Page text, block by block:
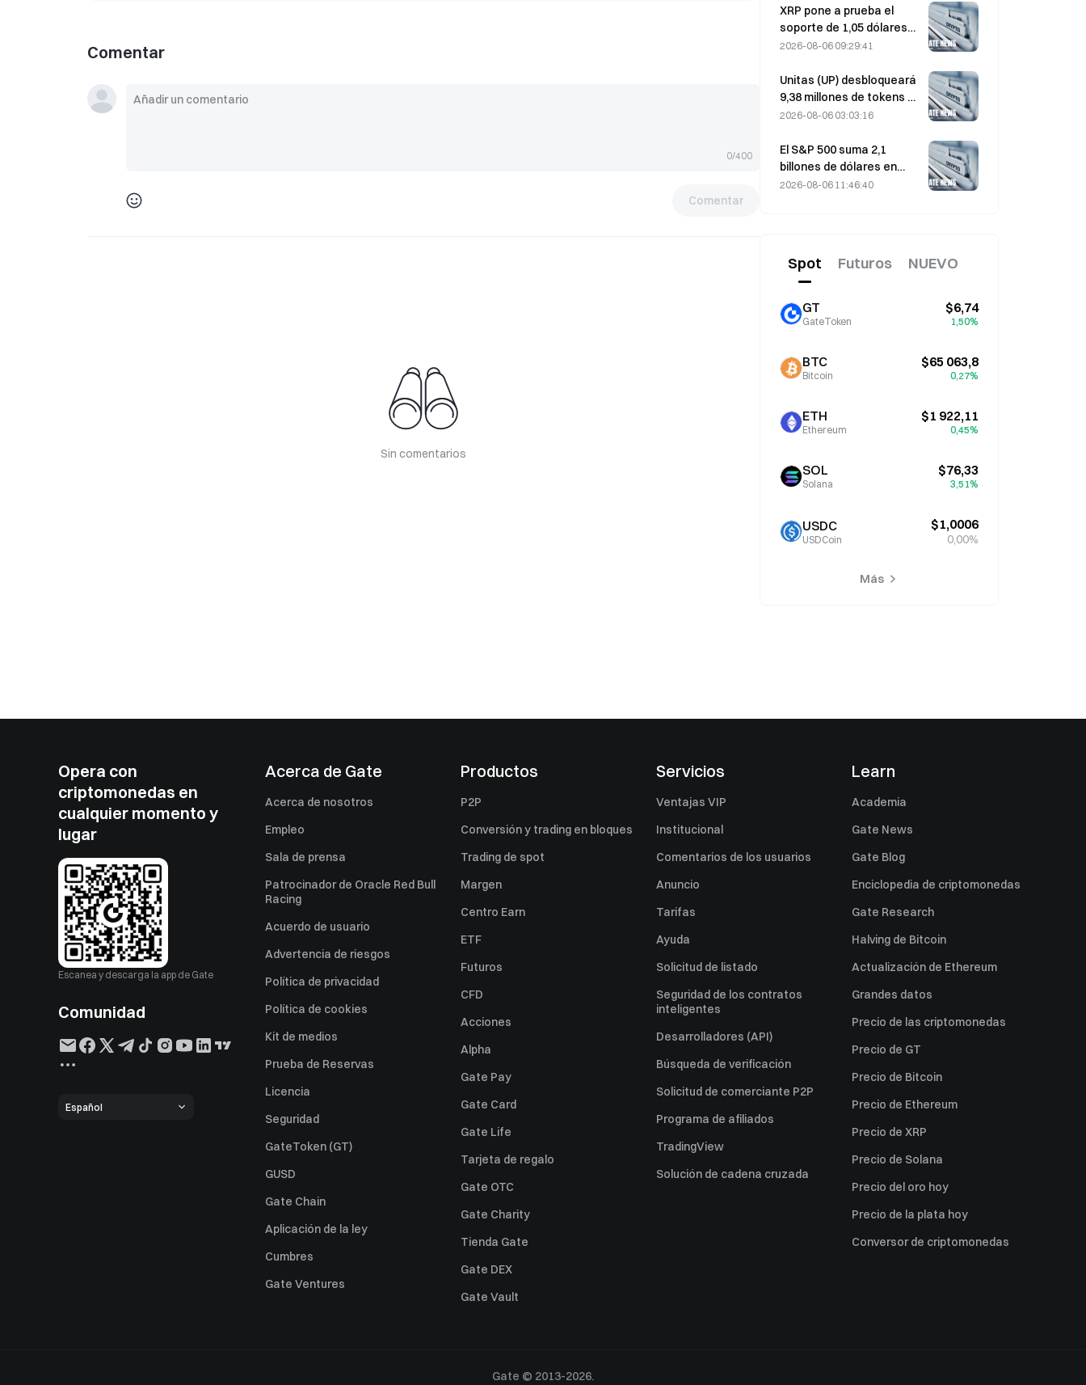
Comentar
0/400
Comentar
Sin comentarios
inversión en IA impulsa las
ganancias
XRP pone a prueba el
soporte de 1,05 dólares
mientras Ethereum se
con un volumen bajo
2026-08-06 09:29:41
Unitas (UP) desbloqueará
9,38 millones de tokens el
13 de agosto, por valor de
2026-08-06 03:03:16
El S&P 500 suma 2,1
billones de dólares en
agosto y sube un 3,12 %,
2026-08-06 11:46:40
Spot Futuros NUEVO
GT
GateToken
$6,74
1,50%
BTC
Bitcoin
$65 063,8
0,27%
ETH
Ethereum
$1 922,11
0,45%
SOL
Solana
$76,33
3,51%
USDC
USDCoin
$1,0006
0,00%
Más
Opera con
criptomonedas en
cualquier momento y
lugar
Escanea y descarga la app de Gate
Comunidad
Español
Acerca de Gate
Acerca de nosotros
Empleo
Sala de prensa
Patrocinador de Oracle Red Bull
Racing
Acuerdo de usuario
Advertencia de riesgos
Política de privacidad
Política de cookies
Kit de medios
Prueba de Reservas
Licencia
Seguridad
GateToken (GT)
GUSD
Gate Chain
Aplicación de la ley
Cumbres
Gate Ventures
Productos
P2P
Conversión y trading en bloques
Trading de spot
Margen
Centro Earn
ETF
Futuros
CFD
Acciones
Alpha
Gate Pay
Gate Card
Gate Life
Tarjeta de regalo
Gate OTC
Gate Charity
Tienda Gate
Gate DEX
Gate Vault
Servicios
Ventajas VIP
Institucional
Comentarios de los usuarios
Anuncio
Tarifas
Ayuda
Solicitud de listado
Seguridad de los contratos
inteligentes
Desarrolladores (API)
Búsqueda de verificación
Solicitud de comerciante P2P
Programa de afiliados
TradingView
Solución de cadena cruzada
Learn
Academia
Gate News
Gate Blog
Enciclopedia de criptomonedas
Gate Research
Halving de Bitcoin
Actualización de Ethereum
Grandes datos
Precio de las criptomonedas
Precio de GT
Precio de Bitcoin
Precio de Ethereum
Precio de XRP
Precio de Solana
Precio del oro hoy
Precio de la plata hoy
Conversor de criptomonedas
Gate © 2013-2026.